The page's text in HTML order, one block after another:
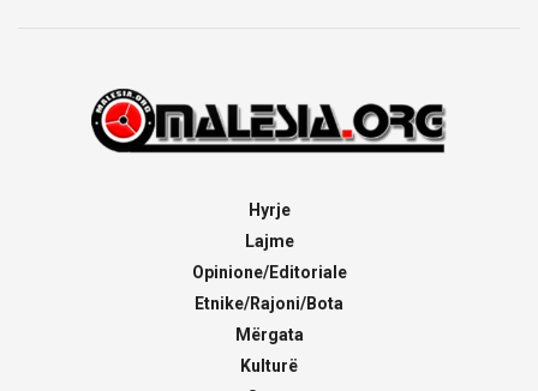
Hyrje
Lajme
Opinione/Editoriale
Etnike/Rajoni/Bota
Mërgata
Kulturë